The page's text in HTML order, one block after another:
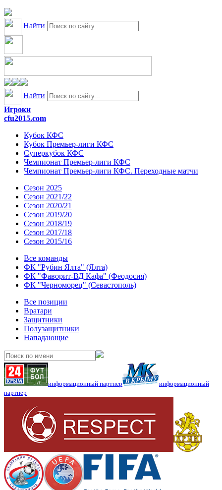
Найти
Найти
Игроки
cfu2015.com
Кубок КФС
Кубок Премьер-лиги КФС
Суперкубок КФС
Чемпионат Премьер-лиги КФС
Чемпионат Премьер-лиги КФС. Переходные матчи
Сезон 2025
Сезон 2021/22
Сезон 2020/21
Сезон 2019/20
Сезон 2018/19
Сезон 2017/18
Сезон 2015/16
Все команды
ФК "Рубин Ялта" (Ялта)
ФК "Фаворит-ВД Кафа" (Феодосия)
ФК "Черноморец" (Севастополь)
Все позиции
Вратари
Защитники
Полузащитники
Нападающие
информационный партнер
информационный
партнер